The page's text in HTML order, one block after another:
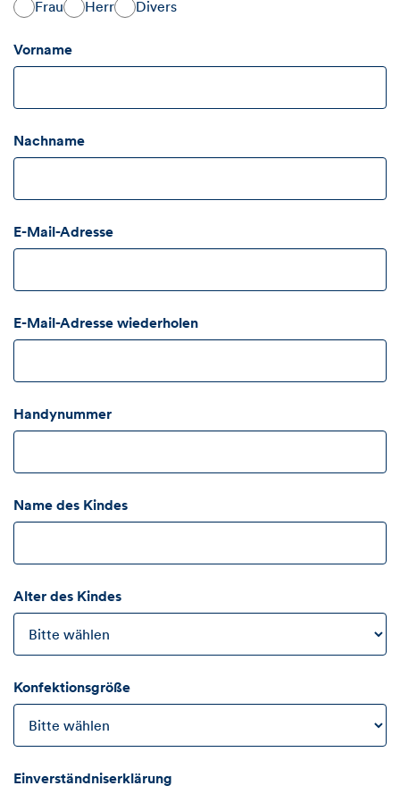
Frau Herr Divers
Vorname
Nachname
E-Mail-Adresse
E-Mail-Adresse wiederholen
Handynummer
Name des Kindes
Alter des Kindes
Konfektionsgröße
Einverständniserklärung